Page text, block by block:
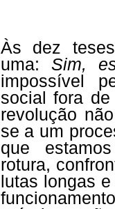
Às dez
uma: Sim,
impossível
social fora
revolução
se a um
que
rotura,
lutas longas